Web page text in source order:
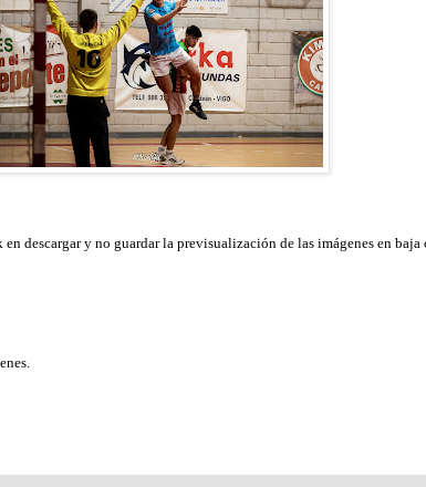
en descargar y no guardar la previsualización de las imágenes en baja